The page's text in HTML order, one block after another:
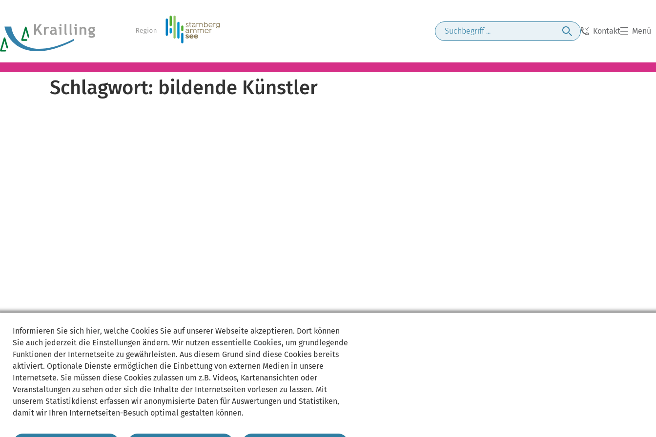
Kontakt Menü
Schlagwort: bildende Künstler
Informieren Sie sich hier, welche Cookies Sie auf unserer Webseite akzeptieren. Dort können
Sie auch jederzeit die Einstellungen ändern. Wir nutzen essentielle Cookies, um grundlegende
Funktionen der Internetseite zu gewährleisten. Aus diesem Grund sind diese Cookies bereits
aktiviert. Optionale Dienste ermöglichen die Einbettung von externen Medien in unsere
Internetsete. Sie müssen diese Cookies zulassen um z.B. Videos, Kartenansichten oder
Veranstaltungen zu sehen oder sich die Inhalte der Internetseiten vorlesen zu lassen. Mit
unserem Statistikdienst erfassen wir anonymisierte Daten für Auswertungen und Statistiken,
damit wir Ihren Internetseiten-Besuch optimal gestalten können.